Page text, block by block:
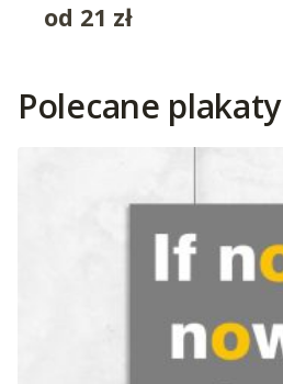
od 21 zł
Polecane plakaty